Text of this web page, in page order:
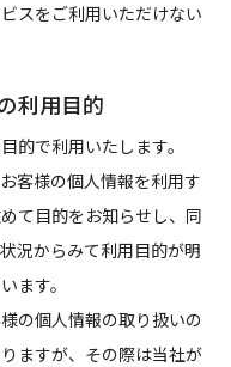
スをご利用いただけない
利用目的
的で利用いたします。
客様の個人情報を利用す
て目的をお知らせし、同
況からみて利用目的が明
ます。
の個人情報の取り扱いの
ますが、その際は当社が